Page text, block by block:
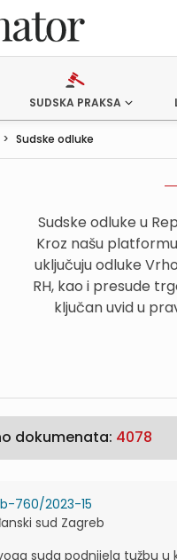
SUDSKA PRAKSA
> Sudske odluke
Sudske odluke u
Kroz našu
uključuju odluke
RH, kao i presude
ključan uvid u
dokumenata: 4078
760/2023-15
sud Zagreb
suda podnijela tužbu